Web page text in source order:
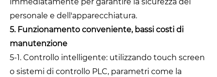
personale e dell'apparecchiatura.
5. Funzionamento conveniente, bassi costi di
manutenzione
5-1. Controllo intelligente: utilizzando touch screen
o sistemi di controllo PLC, parametri come la